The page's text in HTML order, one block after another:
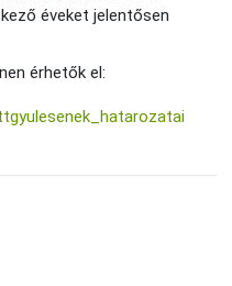
éveket jelentősen
érhetők el: